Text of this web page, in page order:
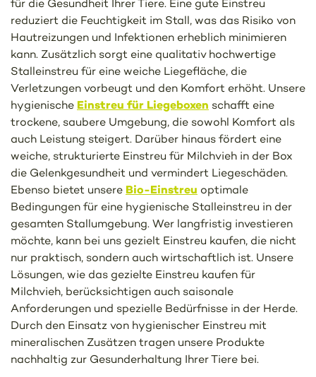
für die Gesundheit Ihrer Tiere. Eine gute Einstreu
reduziert die Feuchtigkeit im Stall, was das Risiko von
Hautreizungen und Infektionen erheblich minimieren
kann. Zusätzlich sorgt eine qualitativ hochwertige
Stalleinstreu für eine weiche Liegefläche, die
Verletzungen vorbeugt und den Komfort erhöht. Unsere
hygienische Einstreu für Liegeboxen schafft eine
trockene, saubere Umgebung, die sowohl Komfort als
auch Leistung steigert. Darüber hinaus fördert eine
weiche, strukturierte Einstreu für Milchvieh in der Box
die Gelenkgesundheit und vermindert Liegeschäden.
Ebenso bietet unsere Bio-Einstreu optimale
Bedingungen für eine hygienische Stalleinstreu in der
gesamten Stallumgebung. Wer langfristig investieren
möchte, kann bei uns gezielt Einstreu kaufen, die nicht
nur praktisch, sondern auch wirtschaftlich ist. Unsere
Lösungen, wie das gezielte Einstreu kaufen für
Milchvieh, berücksichtigen auch saisonale
Anforderungen und spezielle Bedürfnisse in der Herde.
Durch den Einsatz von hygienischer Einstreu mit
mineralischen Zusätzen tragen unsere Produkte
nachhaltig zur Gesunderhaltung Ihrer Tiere bei.